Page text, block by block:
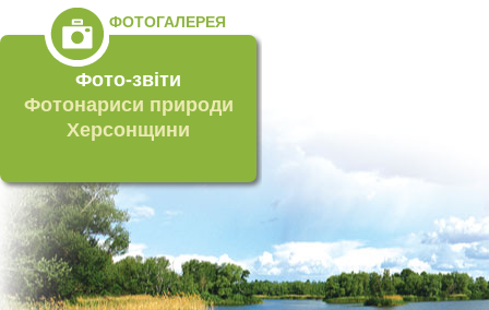
ФОТОГАЛЕРЕЯ
Фото-звіти
Фотонариси природи
Херсонщини